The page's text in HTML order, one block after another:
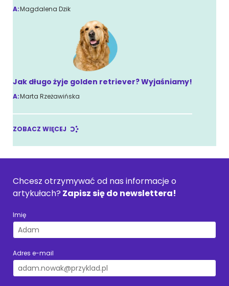
A:Magdalena Dzik
Jak długo żyje golden retriever? Wyjaśniamy!
A:Marta Rzeżawińska
ZOBACZ WIĘCEJ
Chcesz otrzymywać od nas informacje o
artykułach? Zapisz się do newslettera!
Imię
Adres e-mail